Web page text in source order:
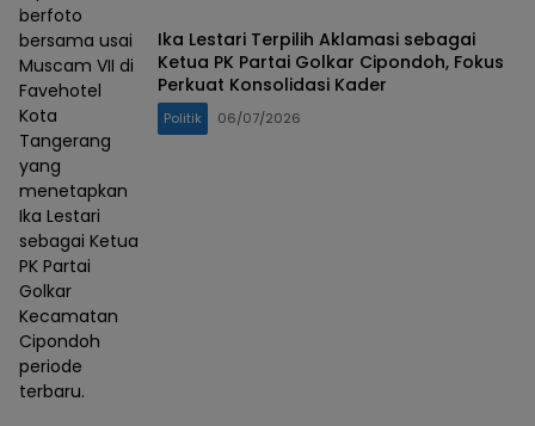
berfoto
bersama usai
Muscam VII di
Favehotel
Kota
Tangerang
yang
menetapkan
Ika Lestari
sebagai Ketua
PK Partai
Golkar
Kecamatan
Cipondoh
periode
terbaru.
Ika Lestari Terpilih Aklamasi sebagai
Ketua PK Partai Golkar Cipondoh, Fokus
Perkuat Konsolidasi Kader
Politik 06/07/2026